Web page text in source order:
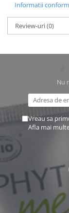
Informatii
Review-uri(0)
Nu
Vreau sa
Afla mai